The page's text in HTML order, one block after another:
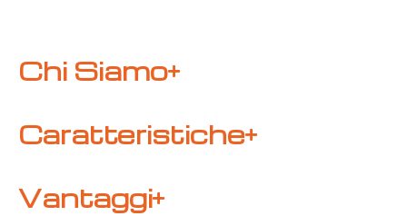
Chi Siamo
Caratteristiche
Vantaggi